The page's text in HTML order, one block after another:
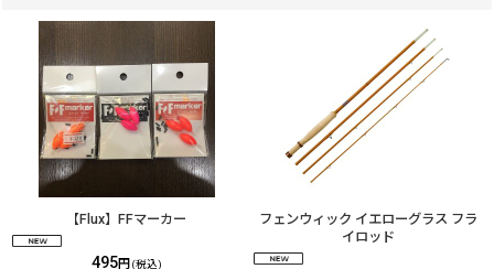
【Flux】FFマーカー
495円 (税込)
フェンウィック イエローグラス フラ
イロッド